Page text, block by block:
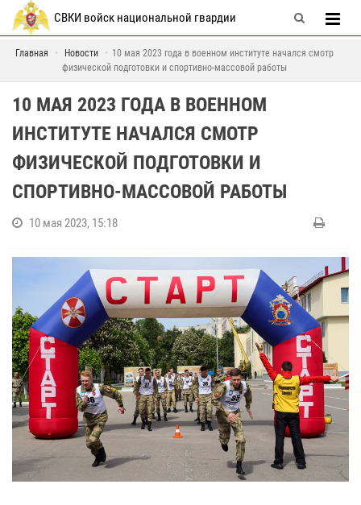
СВКИ войск национальной гвардии
Главная Новости
10 мая 2023 года в военном институте начался смотр
физической подготовки и спортивно-массовой работы
10 МАЯ 2023 ГОДА В ВОЕННОМ
ИНСТИТУТЕ НАЧАЛСЯ СМОТР
ФИЗИЧЕСКОЙ ПОДГОТОВКИ И
СПОРТИВНО-МАССОВОЙ РАБОТЫ
10 мая 2023, 15:18